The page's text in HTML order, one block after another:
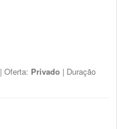
| Oferta: Privado | Duração